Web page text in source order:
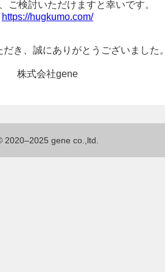
ご検討いただけますと幸いです。
https://hugkumo.com/
き、 誠にありがとうございました。
株式会社gene
2020–2025 gene co.,ltd.